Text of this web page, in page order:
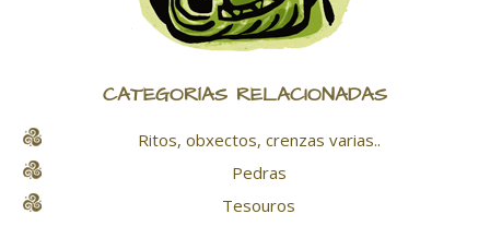
CATEGORÍAS RELACIONADAS
Ritos, obxectos, crenzas varias..
Pedras
Tesouros